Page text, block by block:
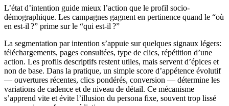
L’état d’intention guide mieux l’action que le profil socio-
démographique. Les campagnes gagnent en pertinence quand le “où
en est-il ?” prime sur le “qui est-il ?”
La segmentation par intention s’appuie sur quelques signaux légers:
téléchargements, pages consultées, type de clics, répétition d’une
action. Les profils descriptifs restent utiles, mais servent d’épices et
non de base. Dans la pratique, un simple score d’appétence évolutif
— ouvertures récentes, clics pondérés, conversion — détermine les
variations de cadence et de niveau de détail. Ce mécanisme
s’apprend vite et évite l’illusion du persona fixe, souvent trop lissé